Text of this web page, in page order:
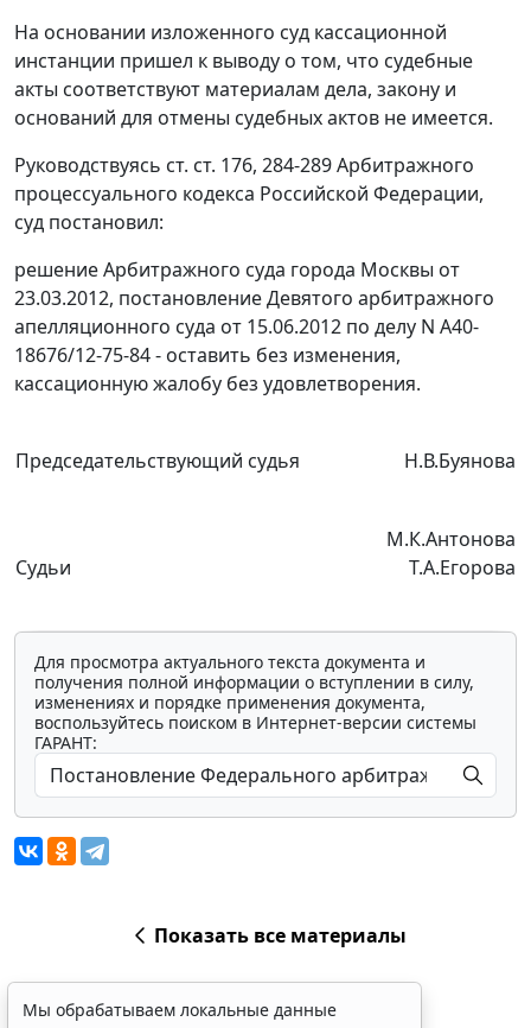
На основании изложенного суд кассационной
инстанции пришел к выводу о том, что судебные
акты соответствуют материалам дела, закону и
оснований для отмены судебных актов не имеется.
Руководствуясь ст. ст. 176, 284-289Арбитражного
процессуального кодекса Российской Федерации,
суд постановил:
решение Арбитражного суда города Москвы от
23.03.2012, постановлениеДевятого арбитражного
апелляционного суда от 15.06.2012 по делу N А40-
18676/12-75-84 - оставить без изменения,
кассационную жалобу без удовлетворения.
Председательствующий судья Н.В.Буянова
Судьи
М.К.Антонова
Т.А.Егорова
Для просмотра актуального текста документа и
получения полной информации о вступлении в силу,
изменениях и порядке применения документа,
воспользуйтесь поиском в Интернет-версии системы
ГАРАНТ:
Показать все материалы
Мы обрабатываем локальные данные